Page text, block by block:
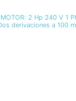
2 Hp 240 V 1
derivaciones a 100